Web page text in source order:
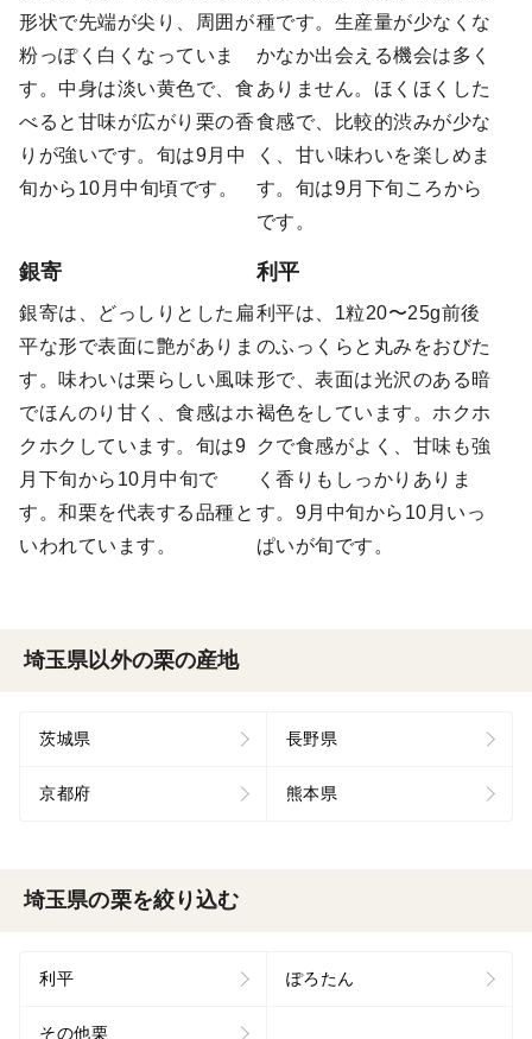
形状で先端が尖り、周囲が
粉っぽく白くなっていま
す。中身は淡い黄色で、食
べると甘味が広がり栗の香
りが強いです。旬は9月中
旬から10月中旬頃です。
種です。生産量が少なくな
かなか出会える機会は多く
ありません。ほくほくした
食感で、比較的渋みが少な
く、甘い味わいを楽しめま
す。旬は9月下旬ころから
です。
銀寄
銀寄は、どっしりとした扁
平な形で表面に艶がありま
す。味わいは栗らしい風味
でほんのり甘く、食感はホ
クホクしています。旬は9
月下旬から10月中旬で
す。和栗を代表する品種と
いわれています。
利平
利平は、1粒20〜25g前後
のふっくらと丸みをおびた
形で、表面は光沢のある暗
褐色をしています。ホクホ
クで食感がよく、甘味も強
く香りもしっかりありま
す。9月中旬から10月いっ
ぱいが旬です。
埼玉県以外の栗の産地
茨城県 長野県
京都府 熊本県
埼玉県の栗を絞り込む
利平 ぽろたん
その他栗